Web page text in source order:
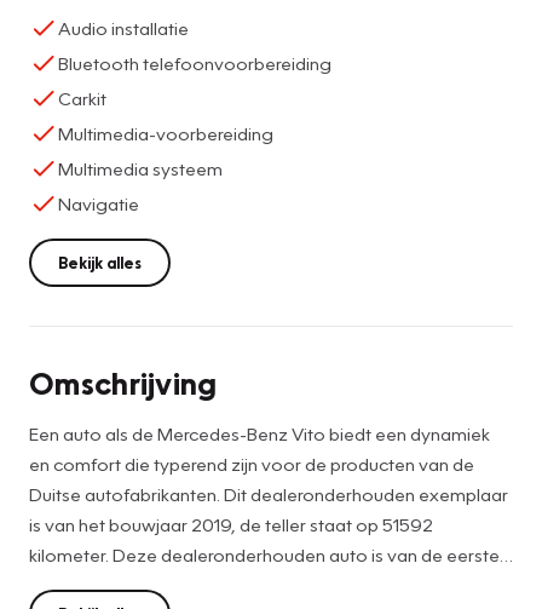
Audio installatie
Bluetooth telefoonvoorbereiding
Carkit
Multimedia-voorbereiding
Multimedia systeem
Navigatie
Bekijk alles
Omschrijving
Een auto als de Mercedes-Benz Vito biedt een dynamiek
en comfort die typerend zijn voor de producten van de
Duitse autofabrikanten. Dit dealeronderhouden exemplaar
is van het bouwjaar 2019, de teller staat op 51592
kilometer. Deze dealeronderhouden auto is van de eerste
eigenaar. Met zijn dieselmotor en automatische transmissie